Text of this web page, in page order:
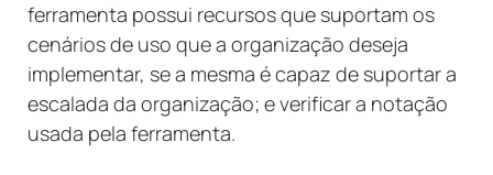
ferramenta possui recursos que suportam os
cenários de uso que a organização deseja
implementar, se a mesma é capaz de suportar a
escalada da organização; e verificar a notação
usada pela ferramenta.